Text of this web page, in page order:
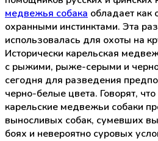
медвежья собака обладает как
охранными инстинктами. Эта
использовалась для охоты на
Исторически карельская
с рыжими, рыже-серыми и
сегодня для разведения
черно-белые цвета. Говорят,
карельские медвежьи собаки
выносливых собак, сумевших
боях и невероятно суровых